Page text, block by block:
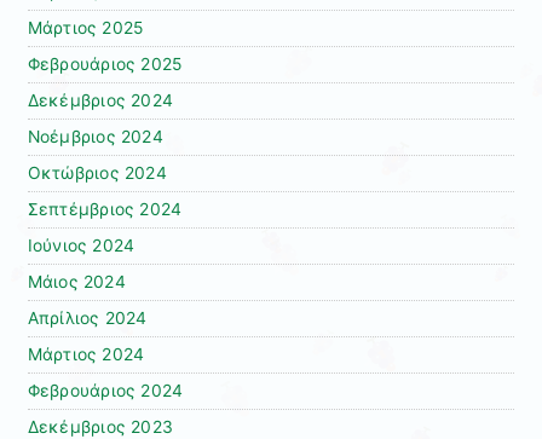
Μάρτιος 2025
Φεβρουάριος 2025
Δεκέμβριος 2024
Νοέμβριος 2024
Οκτώβριος 2024
Σεπτέμβριος 2024
Ιούνιος 2024
Μάιος 2024
Απρίλιος 2024
Μάρτιος 2024
Φεβρουάριος 2024
Δεκέμβριος 2023